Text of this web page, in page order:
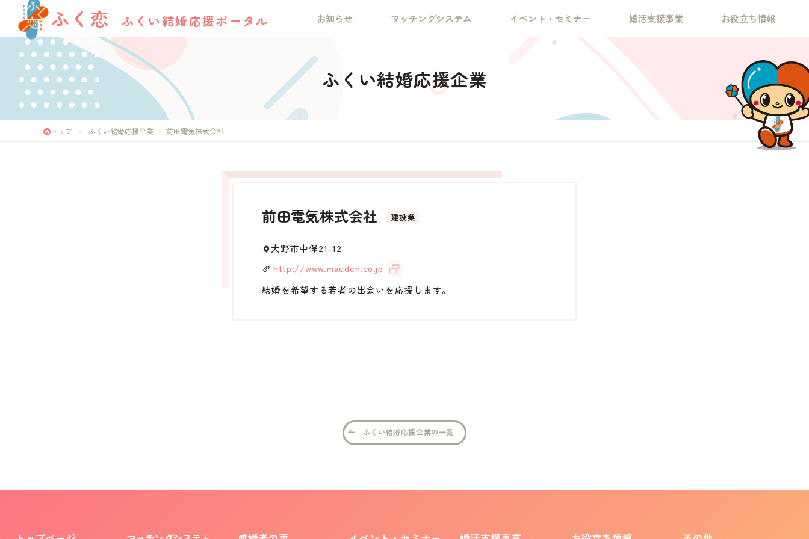
ふく恋 ふくい結婚応援ポータル お知らせ マッチングシステム イベント・セミナー 婚活支援事業 お役立ち情報
ふくい結婚応援企業
トップ ふくい結婚応援企業 前田電気株式会社
前田電気株式会社 建設業
大野市中保21-12
http://www.maeden.co.jp
結婚を希望する若者の出会いを応援します。
ふくい結婚応援企業の一覧